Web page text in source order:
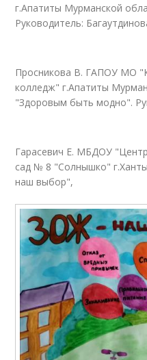
г.Апатиты Мурманской
Руководитель:
Просникова В. ГАПОУ МО
колледж" г.Апатиты
"Здоровым быть модно".
Гарасевич Е. МБДОУ
сад № 8 "Солнышко"
наш выбор",